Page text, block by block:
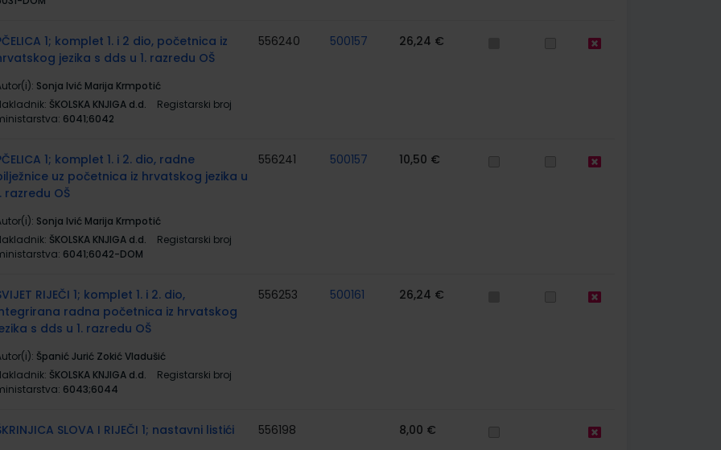
1; komplet 1. i 2 dio, početnica iz
jezika s dds u 1. razredu OŠ
Sonja Ivić Marija Krmpotić
ŠKOLSKA KNJIGA d.d.
Registarski broj
6041;6042
556240 500157 26,24 €
1; komplet 1. i 2. dio, radne
uz početnica iz hrvatskog jezika u
razredu OŠ
Sonja Ivić Marija Krmpotić
ŠKOLSKA KNJIGA d.d.
Registarski broj
6041;6042-DOM
556241 500157 10,50 €
RIJEČI 1; komplet 1. i 2. dio,
radna početnica iz hrvatskog
s dds u 1. razredu OŠ
Španić Jurić Zokić Vladušić
ŠKOLSKA KNJIGA d.d.
Registarski broj
6043;6044
556253 500161 26,24 €
SLOVA I RIJEČI 1; nastavni listići 556198 8,00 €